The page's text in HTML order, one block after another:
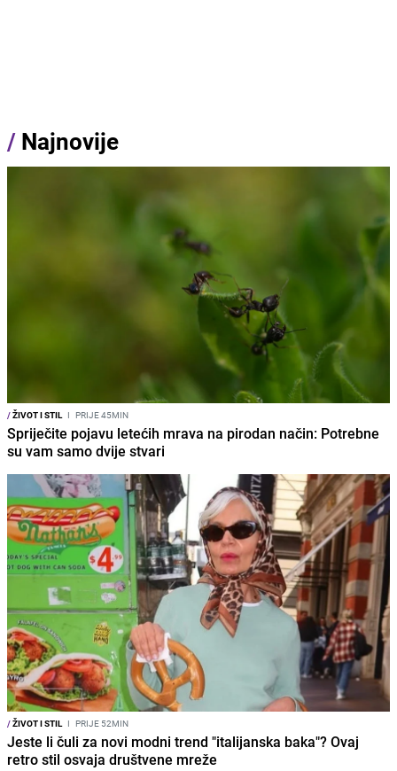
/ Najnovije
/ŽIVOT I STIL I PRIJE 45MIN
Spriječite pojavu letećih mrava na pirodan način: Potrebne
su vam samo dvije stvari
/ŽIVOT I STIL I PRIJE 52MIN
Jeste li čuli za novi modni trend "italijanska baka"? Ovaj
retro stil osvaja društvene mreže